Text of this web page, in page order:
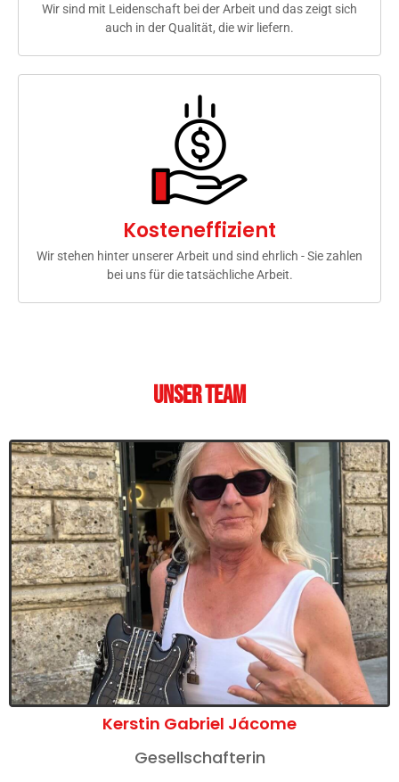
Wir sind mit Leidenschaft bei der Arbeit und das zeigt sich
auch in der Qualität, die wir liefern.
Kosteneffizient
Wir stehen hinter unserer Arbeit und sind ehrlich - Sie zahlen
bei uns für die tatsächliche Arbeit.
Unser Team
Kerstin Gabriel Jácome
Gesellschafterin